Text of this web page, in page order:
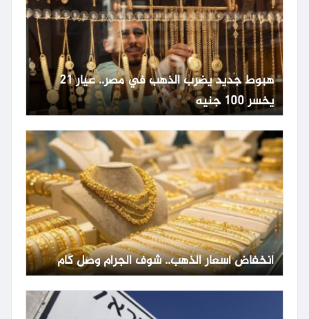
هبوط جديد يضرب الذهب في مصر.. عيار 21
يخسر 100 جنيه
انخفاض أسعار الذهب.. شوف الجرام وصل كام